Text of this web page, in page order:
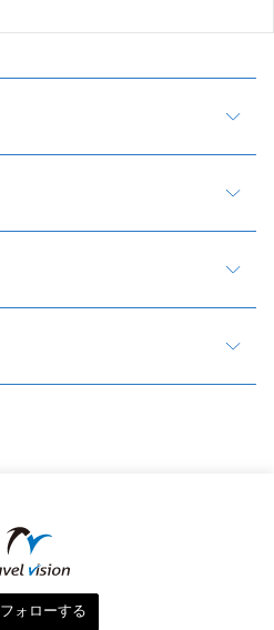
フォローする